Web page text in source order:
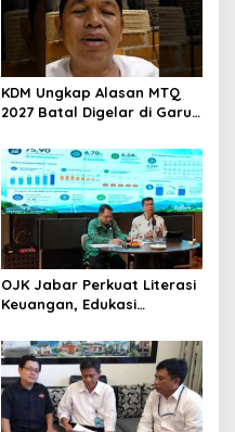
KDM Ungkap Alasan MTQ
2027 Batal Digelar di Garut,
OJK Jabar Perkuat Literasi
Keuangan, Edukasi
Pertumbuhan Ekonomi